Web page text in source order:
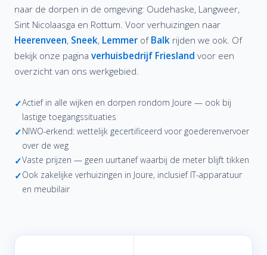
naar de dorpen in de omgeving: Oudehaske, Langweer,
Sint Nicolaasga en Rottum. Voor verhuizingen naar
Heerenveen, Sneek, Lemmer of Balk rijden we ook. Of
bekijk onze pagina verhuisbedrijf Friesland voor een
overzicht van ons werkgebied.
✓Actief in alle wijken en dorpen rondom Joure — ook bij
lastige toegangssituaties
✓NIWO-erkend: wettelijk gecertificeerd voor goederenvervoer
over de weg
✓Vaste prijzen — geen uurtarief waarbij de meter blijft tikken
✓Ook zakelijke verhuizingen in Joure, inclusief IT-apparatuur
en meubilair